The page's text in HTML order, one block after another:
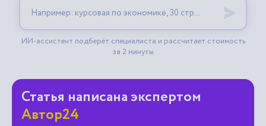
Статья написана экспертом
Автор24